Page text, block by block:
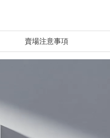
賣場注意事項